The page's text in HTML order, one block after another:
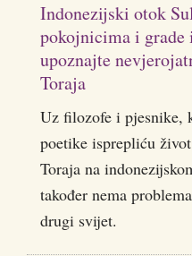
Indonezijski otok
pokojnicima i
upoznajte
Toraja
Uz filozofe i pjesnike,
poetike isprepliću
Toraja na
također nema
drugi svijet.